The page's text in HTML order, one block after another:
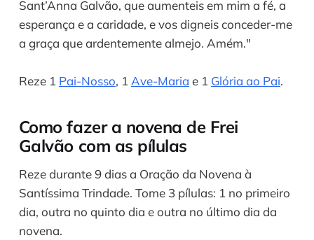
Sant’Anna Galvão, que aumenteis em mim a fé, a
esperança e a caridade, e vos digneis conceder-me
a graça que ardentemente almejo. Amém."
Reze 1 Pai-Nosso, 1 Ave-Maria e 1 Glória ao Pai.
Como fazer a novena de Frei
Galvão com as pílulas
Reze durante 9 dias a Oração da Novena à
Santíssima Trindade. Tome 3 pílulas: 1 no primeiro
dia, outra no quinto dia e outra no último dia da
novena.